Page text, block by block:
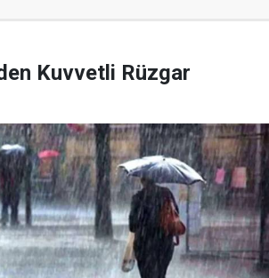
Kuvvetli Rüzgar